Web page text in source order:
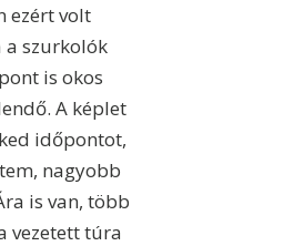
ezért volt
a szurkolók
is okos
A képlet
időpontot,
nagyobb
is van, több
vezetett túra